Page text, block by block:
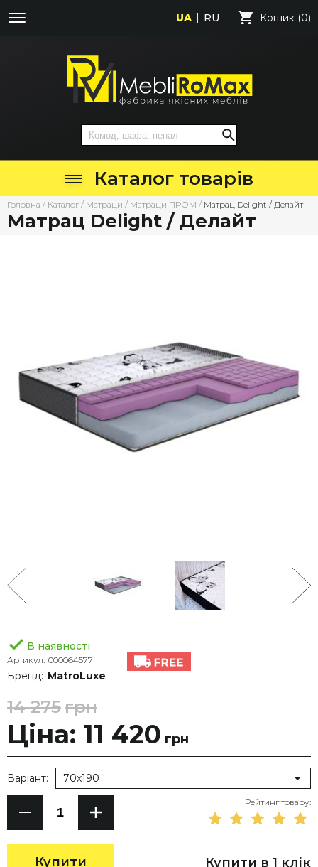
UA RU Кошик (0)
Каталог товарів
Головна / Каталог / Матраци / Матраци ПРОМ / Матрац Delight / Делайт
Матрац Delight / Делайт
В наявності
Артикул: 000064577
Бренд: MatroLuxe
14 275грн
Ціна: 11 420 грн
Купити
Варіант: 70х190
Рейтинг товару:
Купити в 1 клік